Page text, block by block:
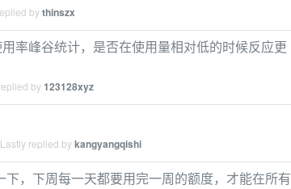
bythinszx
率峰谷统计，是否在使用量相对低的时候反应更
by123128xyz
replied bykangyangqishi
，下周每一天都要用完一周的额度，才能在所有